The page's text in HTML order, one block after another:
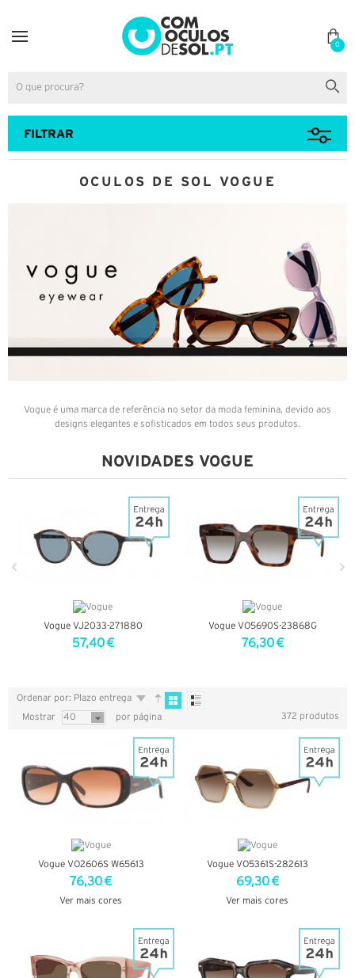
0
FILTRAR
OCULOS DE SOL VOGUE
Vogue é uma marca de referência no setor da moda feminina, devido aos
designs elegantes e sofisticados em todos seus produtos.
NOVIDADES VOGUE
Vogue VJ2033-271880
57,40 €
Vogue VO5690S-23868G
76,30 €
Ordenar por: Plazo entrega
Mostrar 40 por página 372 produtos
Vogue VO2606S W65613
76,30 €
Ver mais cores
Vogue VO5361S-282613
69,30 €
Ver mais cores